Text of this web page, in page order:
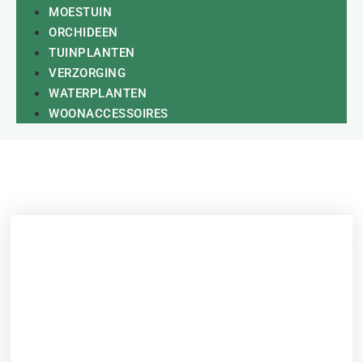
MOESTUIN
ORCHIDEEN
TUINPLANTEN
VERZORGING
WATERPLANTEN
WOONACCESSOIRES